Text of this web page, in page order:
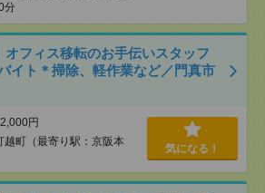
分
オフィス移転のお手伝いスタッフ
イト＊掃除、軽作業など／門真市
円
越町（最寄り駅：京阪本
気になる！